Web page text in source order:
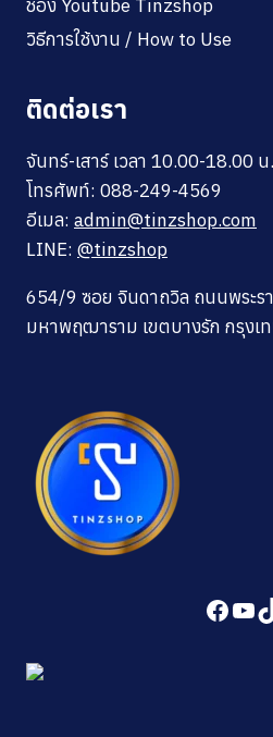
ช่อง Youtube Tinzshop
วิธีการใช้งาน / How to Use
ติดต่อเรา
จันทร์-เสาร์ เวลา 10.00-18.00 น.
โทรศัพท์: 088-249-4569
อีเมล: admin@tinzshop.com
LINE: @tinzshop
654/9 ซอย จินดาถวิล ถนนพระร
มหาพฤฒาราม เขตบางรัก กรุง